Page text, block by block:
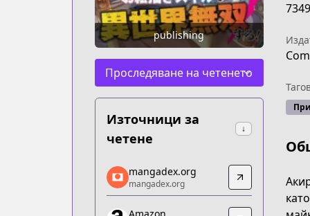
publishing
Проследяване на четенето
Източници за
четене
↓
mangadex.org
mangadex.org
https://mangadex.org/title/05a56be4-
mangadex.org
mangadex.org
7349